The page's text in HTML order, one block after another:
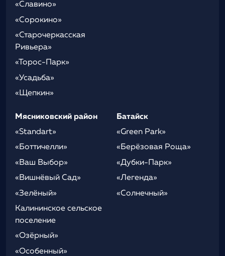
«Славино»
«Сорокино»
«Старочеркасская
Ривьера»
«Торос-Парк»
«Усадьба»
«Щепкин»
Мясниковский район
«Standart»
«Боттичелли»
«Ваш Выбор»
«Вишнёвый Сад»
«Зелёный»
Калининское сельское
поселение
«Озёрный»
«Особенный»
Батайск
«Green Park»
«Берёзовая Роща»
«Дубки-Парк»
«Легенда»
«Солнечный»